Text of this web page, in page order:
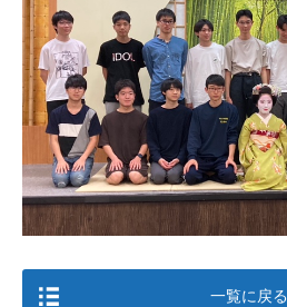
一覧に戻る